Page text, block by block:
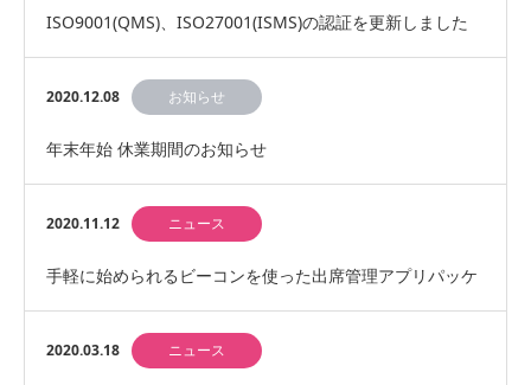
ISO9001(QMS)、ISO27001(ISMS)の認証を更新しました
2020.12.08 お知らせ
年末年始 休業期間のお知らせ
2020.11.12 ニュース
手軽に始められるビーコンを使った出席管理アプリパッケ
ージ「BLEADだョ！全員集合」を販売開始
2020.03.18 ニュース